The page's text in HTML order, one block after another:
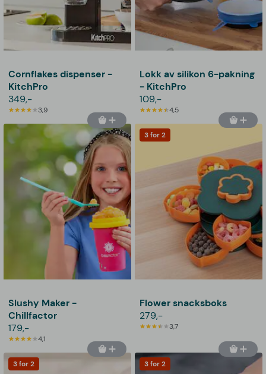
Cornflakes dispenser -
KitchPro
349,-
3,9
Lokk av silikon 6-pakning
- KitchPro
109,-
4,5
Slushy Maker -
Chillfactor
179,-
4,1
3 for 2
Flower snacksboks
279,-
3,7
3 for 2 3 for 2